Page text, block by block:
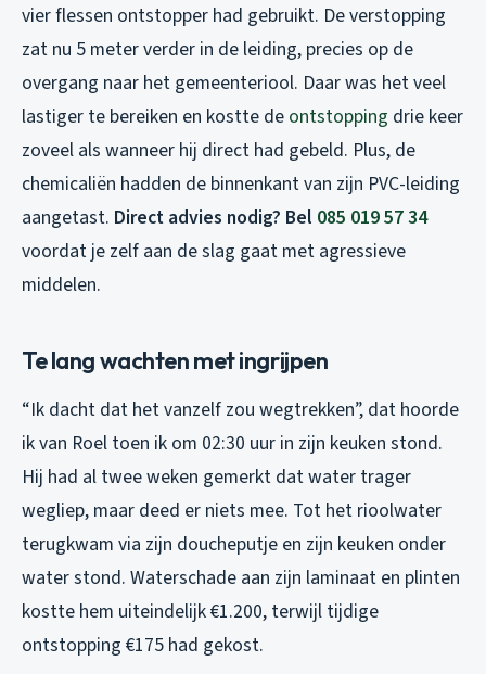
vier flessen ontstopper had gebruikt. De verstopping
zat nu 5 meter verder in de leiding, precies op de
overgang naar het gemeenteriool. Daar was het veel
lastiger te bereiken en kostte de ontstopping drie keer
zoveel als wanneer hij direct had gebeld. Plus, de
chemicaliën hadden de binnenkant van zijn PVC-leiding
aangetast. Direct advies nodig? Bel 085 019 57 34
voordat je zelf aan de slag gaat met agressieve
middelen.
Te lang wachten met ingrijpen
“Ik dacht dat het vanzelf zou wegtrekken”, dat hoorde
ik van Roel toen ik om 02:30 uur in zijn keuken stond.
Hij had al twee weken gemerkt dat water trager
wegliep, maar deed er niets mee. Tot het rioolwater
terugkwam via zijn doucheputje en zijn keuken onder
water stond. Waterschade aan zijn laminaat en plinten
kostte hem uiteindelijk €1.200, terwijl tijdige
ontstopping €175 had gekost.